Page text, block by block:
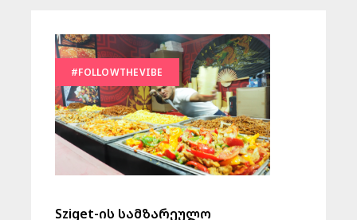
#FOLLOWTHEVIBE
Sziget-ის სამზარეულო